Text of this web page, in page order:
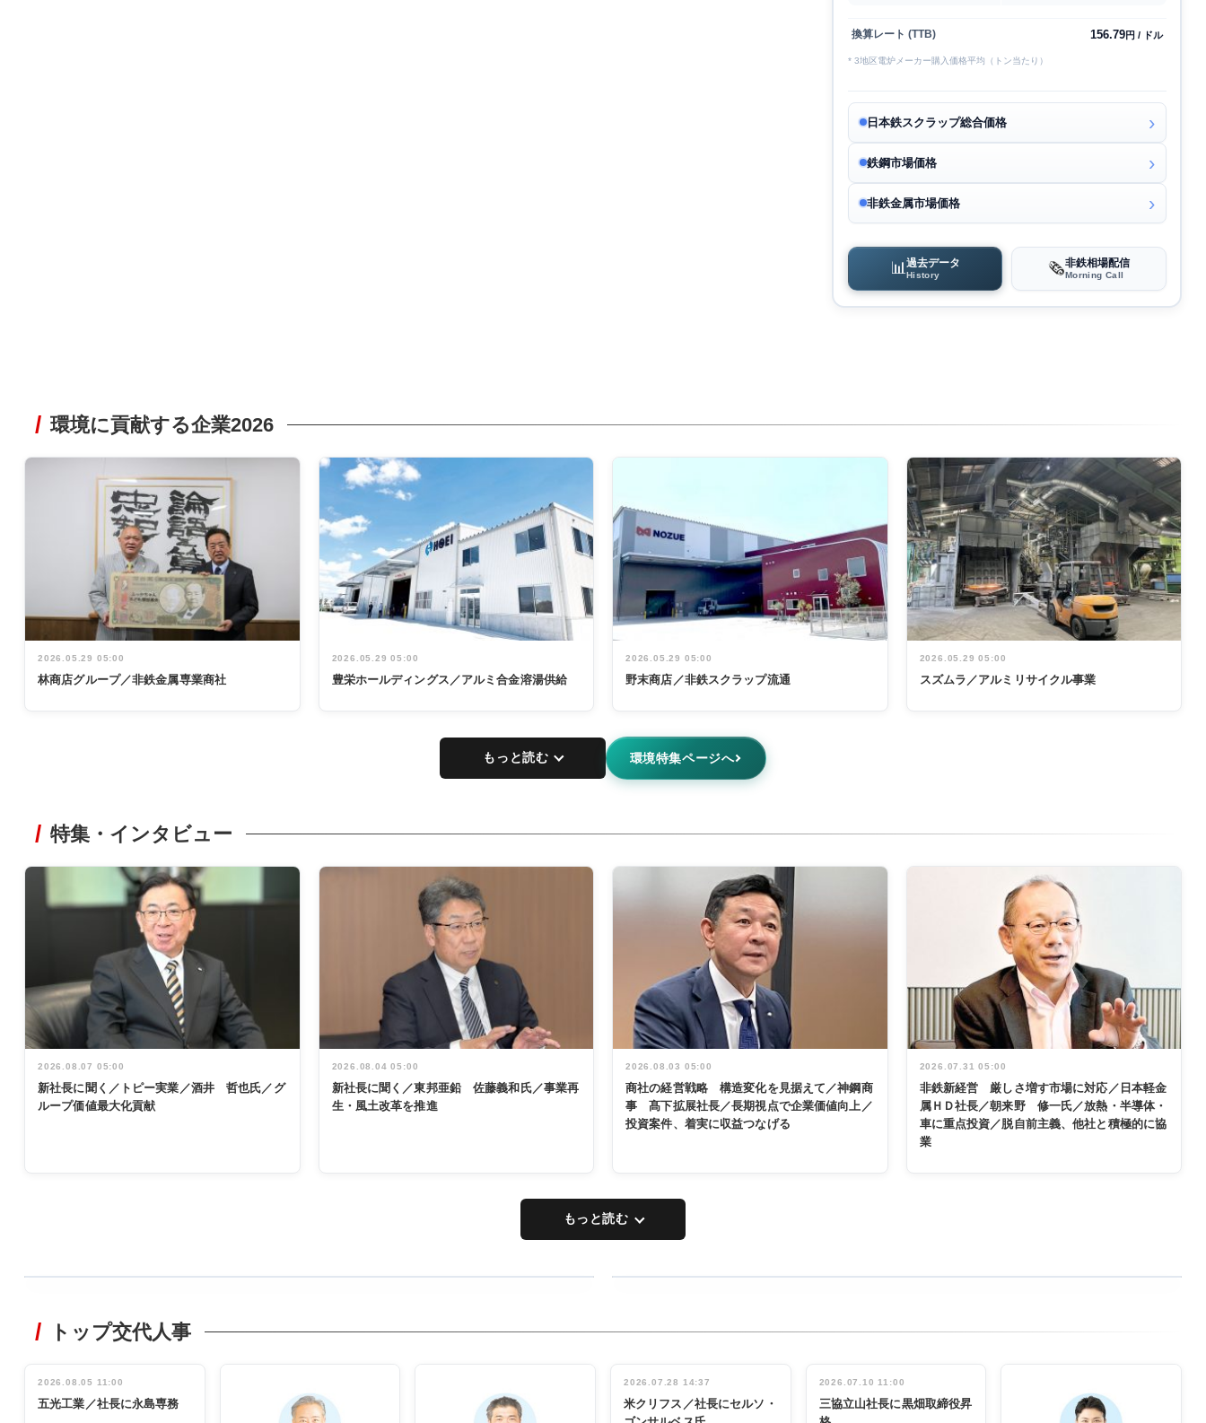
換算レート (TTB) 156.79円 / ドル
* 3地区電炉メーカー購入価格平均（トン当たり）
日本鉄スクラップ総合価格
鉄鋼市場価格
非鉄金属市場価格
📊 過去データ
History 🗞️非鉄相場配信
Morning Call
環境に貢献する企業2026
2026.05.29 05:00
林商店グループ／非鉄金属専業商社
2026.05.29 05:00
豊栄ホールディングス／アルミ合金溶湯供給
2026.05.29 05:00
野末商店／非鉄スクラップ流通
2026.05.29 05:00
スズムラ／アルミリサイクル事業
もっと読む 環境特集ページへ
特集・インタビュー
2026.08.07 05:00
新社長に聞く／トピー実業／酒井 哲也氏／グ
ループ価値最大化貢献
2026.08.04 05:00
新社長に聞く／東邦亜鉛 佐藤義和氏／事業再
生・風土改革を推進
2026.08.03 05:00
商社の経営戦略 構造変化を見据えて／神鋼商
事 髙下拡展社長／長期視点で企業価値向上／
投資案件、着実に収益つなげる
2026.07.31 05:00
非鉄新経営 厳しさ増す市場に対応／日本軽金
属ＨＤ社長／朝来野 修一氏／放熱・半導体・
車に重点投資／脱自前主義、他社と積極的に協
業
もっと読む
非鉄業界で
管理職編
インタビュ
ー／社内ア
INTERVIEW
念祝う 業界
関係者ら220
人出席
トップ交代人事
2026.08.05 11:00
五光工業／社長に永島専務
2026.07.28 14:37
米クリフス／社長にセルソ・
2026.07.10 11:00
三協立山社長に黒畑取締役昇